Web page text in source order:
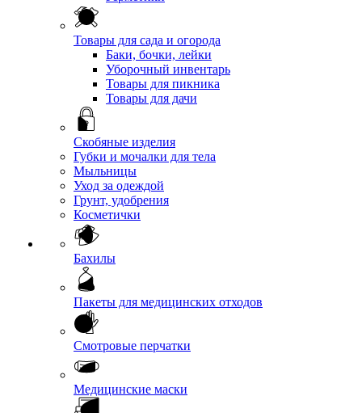
Товары для сада и огорода
Баки, бочки, лейки
Уборочный инвентарь
Товары для пикника
Товары для дачи
Скобяные изделия
Губки и мочалки для тела
Мыльницы
Уход за одеждой
Грунт, удобрения
Косметички
Бахилы
Пакеты для медицинских отходов
Смотровые перчатки
Медицинские маски